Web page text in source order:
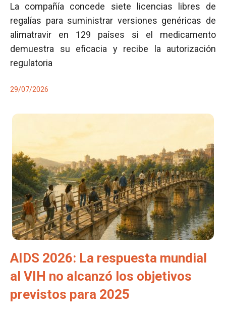
La compañía concede siete licencias libres de
regalías para suministrar versiones genéricas de
alimatravir en 129 países si el medicamento
demuestra su eficacia y recibe la autorización
regulatoria
29/07/2026
AIDS 2026: La respuesta mundial
al VIH no alcanzó los objetivos
previstos para 2025